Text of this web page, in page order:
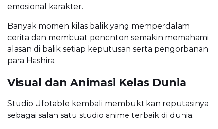
emosional karakter.
Banyak momen kilas balik yang memperdalam
cerita dan membuat penonton semakin memahami
alasan di balik setiap keputusan serta pengorbanan
para Hashira.
Visual dan Animasi Kelas Dunia
Studio Ufotable kembali membuktikan reputasinya
sebagai salah satu studio anime terbaik di dunia.